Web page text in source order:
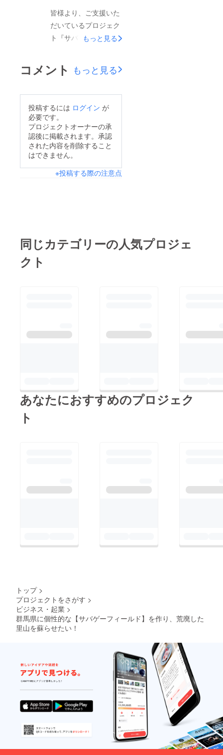
イカーで踏むことに
よって、自然と押し固
められ、さらに地盤が
皆様より、ご支援いた
だいているプロジェク
ト『サバゲキャンプ
りますことを心より深
くお詫び申し上げま
木材の高騰も、秋にな
れば落ち着くと考えて
いたのですが、先月か
らさらに県内の木材の
ました…。さらには標
日が増えると考えられ
ます。支援者の皆様を
た。・仮設トイレ・手
できない状態で、サバ
側にてご支援のキャン
適なサバゲキャンプ場
たします。初心者が試
行錯誤し、ひょっとし
たら満足度の低いサバ
になってしまう可能性
もありますが、そのリ
スクを受け入れられる
方のみ、このままご支
援頂きたいと思いま
す。中途半端な状態で
り、信頼を損ねてしま
うよりも、早い段階で
もっと見る
コメント もっと見る
投稿するには ログイン が
必要です。
プロジェクトオーナーの承
認後に掲載されます。承認
された内容を削除すること
はできません。
※投稿する際の注意点
同じカテゴリーの人気プロジェ
クト
あなたにおすすめのプロジェク
ト
トップ >
プロジェクトをさがす >
ビジネス・起業 >
群馬県に個性的な【サバゲーフィールド】を作り、荒廃した
里山を蘇らせたい！